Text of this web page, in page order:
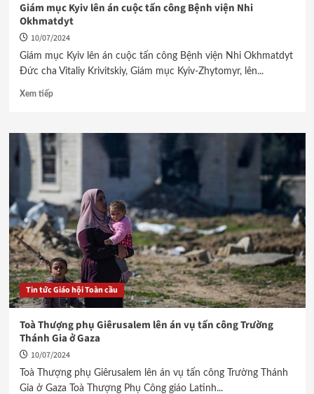
Giám mục Kyiv lên án cuộc tấn công Bệnh viện Nhi
Okhmatdyt
10/07/2024
Giám mục Kyiv lên án cuộc tấn công Bệnh viện Nhi Okhmatdyt
Đức cha Vitaliy Krivitskiy, Giám mục Kyiv-Zhytomyr, lên...
Xem tiếp
Tin tức Giáo hội Toàn cầu
Toà Thượng phụ Giêrusalem lên án vụ tấn công Trường
Thánh Gia ở Gaza
10/07/2024
Toà Thượng phụ Giêrusalem lên án vụ tấn công Trường Thánh
Gia ở Gaza Toà Thượng Phụ Công giáo Latinh...